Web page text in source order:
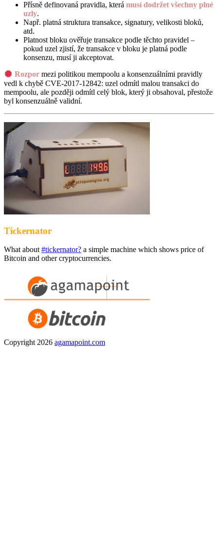
Přísně definovaná pravidla, která musí dodržet všechny plné
uzly.
Např. platná struktura transakce, signatury, velikosti bloků,
atd.
Platnost bloku ověřuje transakce podle těchto pravidel –
pokud uzel zjistí, že transakce v bloku je platná podle
konsenzu, musí ji akceptovat.
Rozpor mezi politikou mempoolu a konsenzuálními pravidly
vedl k chybě CVE-2017-12842: uzel odmítl malou transakci do
mempoolu, ale později odmítl celý blok, který ji obsahoval, přestože
byl konsenzuálně validní.
Tickernator
What about #tickernator? a simple machine which shows price of
Bitcoin and other cryptocurrencies.
Copyright 2026 agamapoint.com